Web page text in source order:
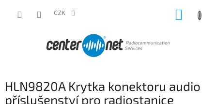
CZK
HLN9820A Krytka konektoru audio
příslušenství pro radiostanice